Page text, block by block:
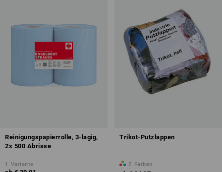
Reinigungspapierrolle, 3-lagig,
2x 500 Abrisse
1 Variante
Trikot-Putzlappen
2 Farben